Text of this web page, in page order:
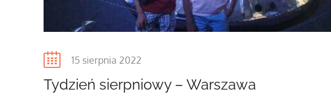
Posted
15 sierpnia 2022
Tydzień sierpniowy – Warszawa